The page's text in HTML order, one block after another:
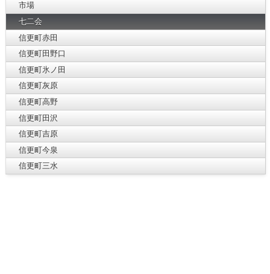
市場
七二会
信更町赤田
信更町田野口
信更町氷ノ田
信更町灰原
信更町高野
信更町田沢
信更町吉原
信更町今泉
信更町三水